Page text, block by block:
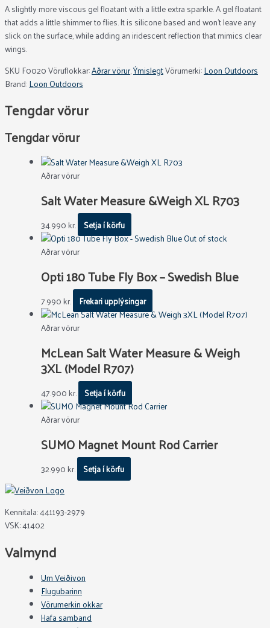
A slightly more viscous gel floatant with a little extra sparkle. A gel floatant
that adds a little shimmer to flies. It is silicone based and won’t leave any
slick on the surface, while adding an iridescent reflection that mimics clear
wings.
SKU F0020Vöruflokkar:Aðrar vörur,ÝmislegtVörumerki:Loon Outdoors
Brand:Loon Outdoors
Tengdar vörur
Tengdar vörur
Aðrar vörur
Salt Water Measure &Weigh XL R703
34.990kr. Setja í körfu
Out of stock
Aðrar vörur
Opti 180 Tube Fly Box – Swedish Blue
7.990kr. Frekari upplýsingar
Aðrar vörur
McLean Salt Water Measure & Weigh
3XL (Model R707)
47.900kr. Setja í körfu
Aðrar vörur
SUMO Magnet Mount Rod Carrier
32.990kr. Setja í körfu
Kennitala: 441193-2979
VSK: 41402
Valmynd
Um Veiðivon
Flugubarinn
Vörumerkin okkar
Hafa samband